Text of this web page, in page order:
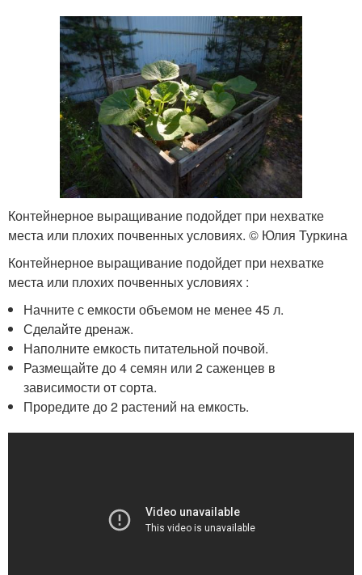
Контейнерное выращивание подойдет при нехватке
места или плохих почвенных условиях. © Юлия Туркина
Контейнерное выращивание подойдет при нехватке
места или плохих почвенных условиях :
Начните с емкости объемом не менее 45 л.
Сделайте дренаж.
Наполните емкость питательной почвой.
Размещайте до 4 семян или 2 саженцев в
зависимости от сорта.
Проредите до 2 растений на емкость.